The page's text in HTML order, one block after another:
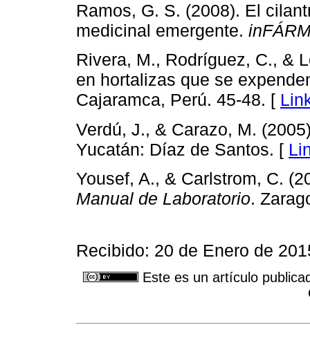
Ramos, G. S. (2008). El
medicinal emergente.
Rivera, M., Rodríguez, C., &
en hortalizas que se
Cajaramca, Perú. 45-48. [
Verdú, J., & Carazo, M.
Yucatán: Díaz de Santos. [
Yousef, A., & Carlstrom, C.
Manual de Laboratorio.
Recibido: 20 de Enero de
Este es un artículo